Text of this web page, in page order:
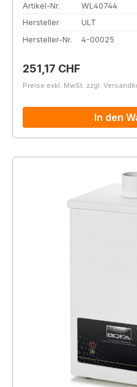
Artikel-Nr.
WL40744
Hersteller
ULT
Hersteller-Nr.
4-00025
Regulärer Preis:
251,17 CHF
Preise exkl. MwSt. zzgl.
In den